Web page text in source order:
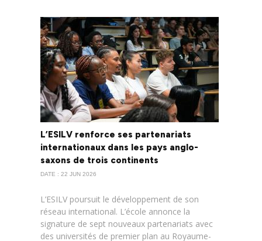
L’ESILV renforce ses partenariats
internationaux dans les pays anglo-
saxons de trois continents
DATE : 22 JUN 2026
L’ESILV poursuit le développement de son
réseau international. L’école annonce la
signature de sept nouveaux partenariats avec
des universités de premier plan au Royaume-